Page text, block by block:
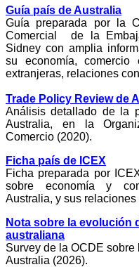
Guía país de Australia
Guía preparada por la
Comercial de la
Sidney con amplia
su economía, comercio
extranjeras, relaciones
Trade Policy Review de
Análisis detallado de la
Australia, en la
Comercio (2020).
Ficha país de ICEX
Ficha preparada por
sobre economía y
Australia, y sus
Nota sobre la evolución
australiana
Survey de la OCDE sobre
Australia (2026).